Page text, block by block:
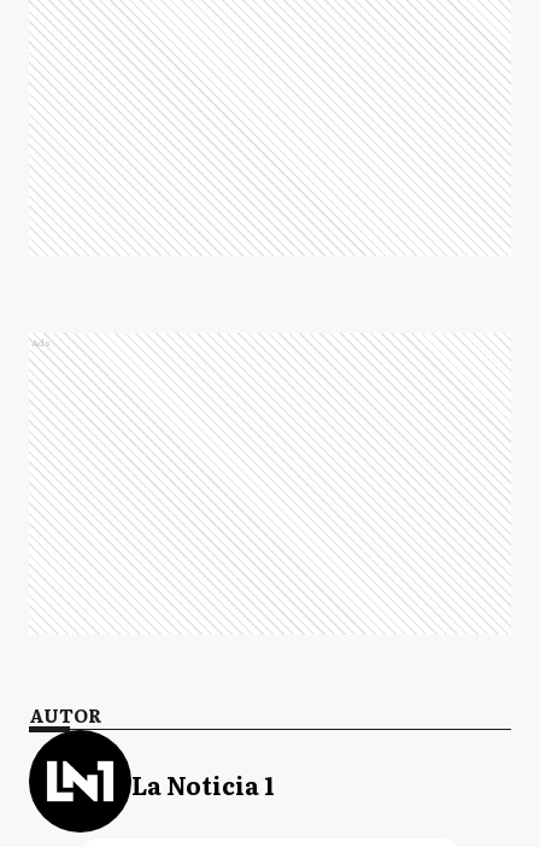
Ads
AUTOR
La Noticia 1